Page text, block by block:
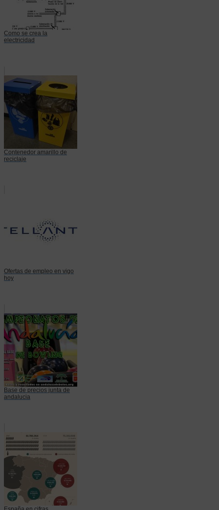
Como se crea la
electricidad
Contenedor amarillo de
reciclaje
Ofertas de empleo en vigo
hoy
Base de precios junta de
andalucia